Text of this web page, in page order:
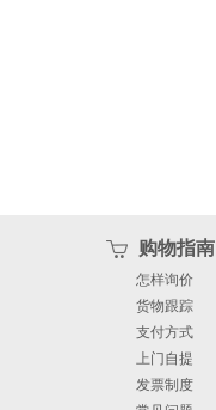
购物指南
怎样询价
货物跟踪
支付方式
上门自提
发票制度